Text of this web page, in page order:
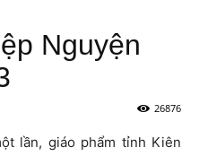
Nguyện
26876
lần, giáo phẩm tỉnh Kiên